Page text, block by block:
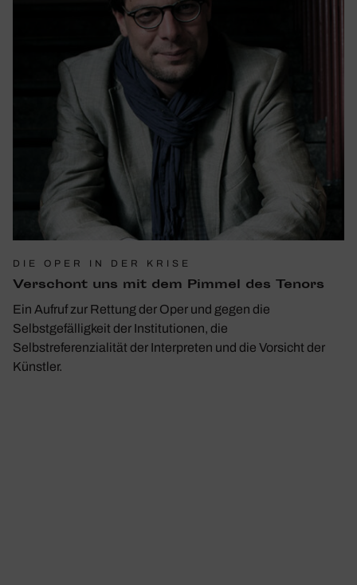
DIE OPER IN DER KRISE
Verschont uns mit dem Pimmel des Tenors
Ein Aufruf zur Rettung der Oper und gegen die
Selbstgefälligkeit der Institutionen, die
Selbstreferenzialität der Interpreten und die Vorsicht der
Künstler.